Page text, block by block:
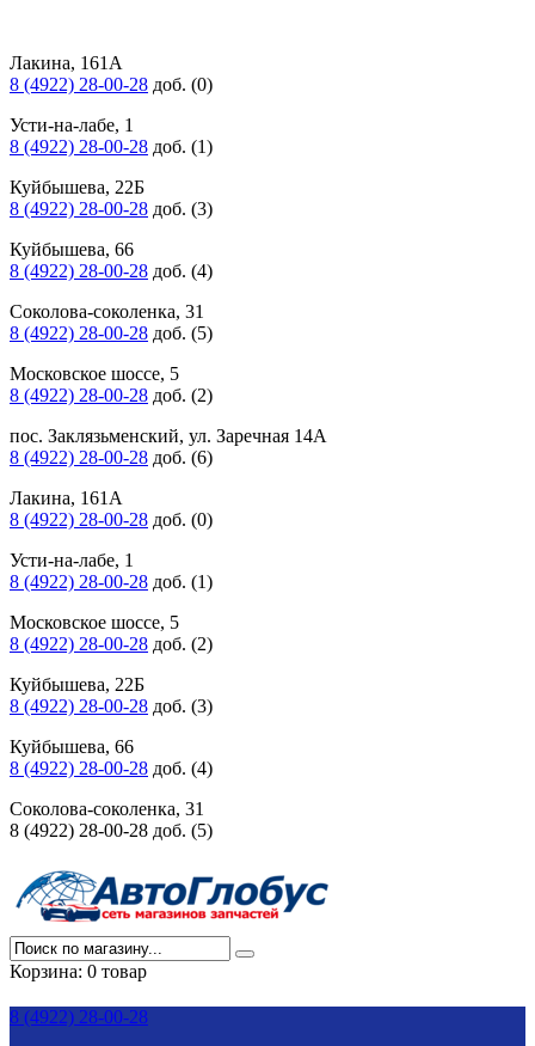
Лакина, 161А
8 (4922) 28-00-28 доб. (0)
Усти-на-лабе, 1
8 (4922) 28-00-28 доб. (1)
Куйбышева, 22Б
8 (4922) 28-00-28 доб. (3)
Куйбышева, 66
8 (4922) 28-00-28 доб. (4)
Соколова-соколенка, 31
8 (4922) 28-00-28 доб. (5)
Московское шоссе, 5
8 (4922) 28-00-28 доб. (2)
пос. Заклязьменский, ул. Заречная 14А
8 (4922) 28-00-28 доб. (6)
Лакина, 161А
8 (4922) 28-00-28 доб. (0)
Усти-на-лабе, 1
8 (4922) 28-00-28 доб. (1)
Московское шоссе, 5
8 (4922) 28-00-28 доб. (2)
Куйбышева, 22Б
8 (4922) 28-00-28 доб. (3)
Куйбышева, 66
8 (4922) 28-00-28 доб. (4)
Соколова-соколенка, 31
8 (4922) 28-00-28 доб. (5)
Корзина: 0 товар
8 (4922) 28-00-28